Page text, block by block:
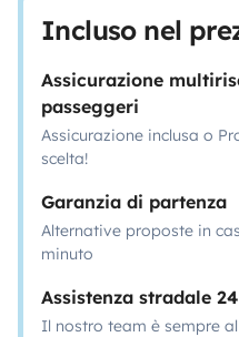
Incluso nel
Assicurazione
passeggeri
Assicurazione inclusa o
scelta!
Garanzia di partenza
Alternative proposte in
minuto
Assistenza stradale
Il nostro team è sempre